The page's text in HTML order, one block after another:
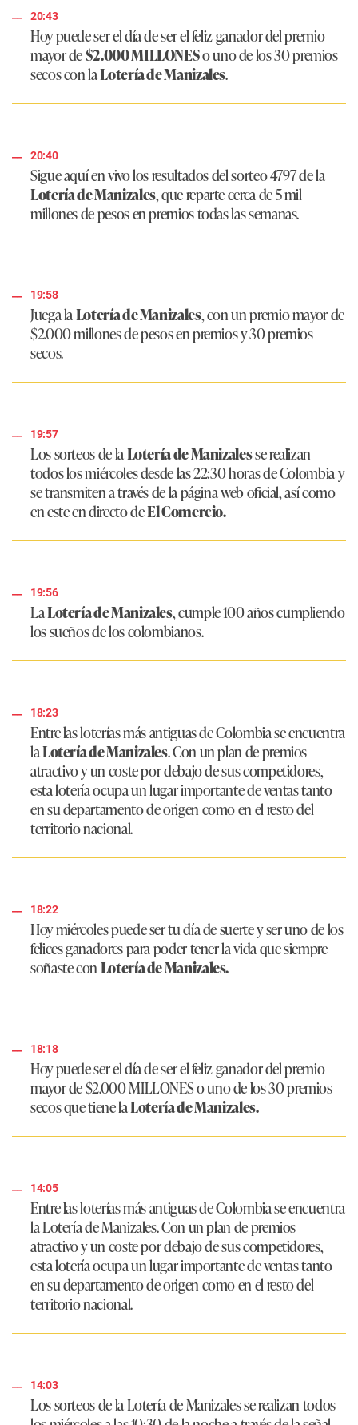
20:43
Hoy puede ser el día de ser el feliz ganador del premio
mayor de$2.000 MILLONESo uno de los 30 premios
secos con laLotería de Manizales.
20:40
Sigue aquí en vivo los resultados del sorteo 4797 de la
Lotería de Manizales, que reparte cerca de 5 mil
millones de pesos en premios todas las semanas.
19:58
Juega laLotería de Manizales, con un premio mayor de
$2.000 millones de pesos en premios y 30 premios
secos.
19:57
Los sorteos de laLotería de Manizalesse realizan
todos los miércoles desde las 22:30 horas de Colombia y
se transmiten a través de la página web oficial, así como
en este en directo deEl Comercio.
19:56
LaLotería de Manizales, cumple 100 años cumpliendo
los sueños de los colombianos.
18:23
Entre las loterías más antiguas de Colombia se encuentra
laLotería de Manizales. Con un plan de premios
atractivo y un coste por debajo de sus competidores,
esta lotería ocupa un lugar importante de ventas tanto
en su departamento de origen como en el resto del
territorio nacional.
18:22
Hoy miércoles puede ser tu día de suerte y ser uno de los
felices ganadores para poder tener la vida que siempre
soñaste conLotería de Manizales.
18:18
Hoy puede ser el día de ser el feliz ganador del premio
mayor de $2.000 MILLONES o uno de los 30 premios
secos que tiene laLotería de Manizales.
14:05
Entre las loterías más antiguas de Colombia se encuentra
la Lotería de Manizales. Con un plan de premios
atractivo y un coste por debajo de sus competidores,
esta lotería ocupa un lugar importante de ventas tanto
en su departamento de origen como en el resto del
territorio nacional.
14:03
Los sorteos de la Lotería de Manizales se realizan todos